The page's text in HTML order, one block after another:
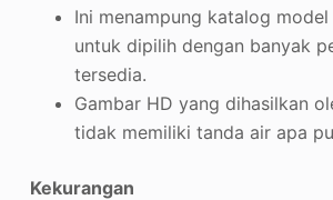
Ini menampung katalog
untuk dipilih dengan banyak
tersedia.
Gambar HD yang dihasilkan
tidak memiliki tanda air apa
Kekurangan